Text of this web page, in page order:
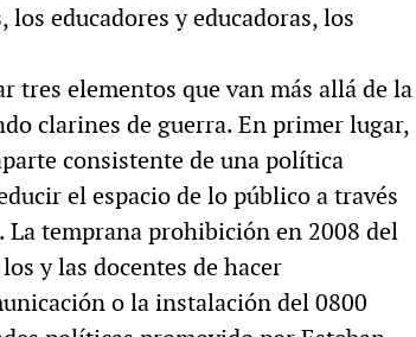
educadores y educadoras, los
tres elementos que van más allá de la
clarines de guerra. En primer lugar,
consistente de una política
el espacio de lo público a través
temprana prohibición en 2008 del
y las docentes de hacer
o la instalación del 0800